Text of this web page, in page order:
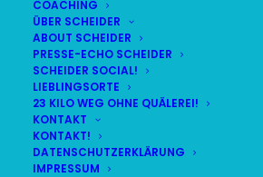
COACHING
ÜBER SCHEIDER
ABOUT SCHEIDER
PRESSE-ECHO SCHEIDER
SCHEIDER SOCIAL!
LIEBLINGSORTE
23 KILO WEG OHNE QUÄLEREI!
KONTAKT
KONTAKT!
DATENSCHUTZERKLÄRUNG
IMPRESSUM
SO
09
AUG
BR24 | 18.30 UHR
BR MÜNCHEN FREIMANN
HAUPTMENÜ